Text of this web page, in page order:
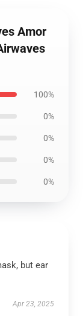
Amor
100%
0%
0%
0%
0%
but ear
Apr 23, 2025